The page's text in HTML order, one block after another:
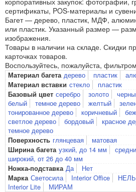
сертификаты, POS-материалы и
Багет — дерево, пластик, МДФ,
или пластик. Указанный размер —
изображения.
Товары в наличии на складе. Скидки
карточках товаров.
Воспользуйтесь, пожалуйста,
Материал багета дерево пластик
Материал вставки стекло пластик
Базовый цвет серебро золото
белый
темное дерево желтый
тонированное дерево
коричневый
светлое дерево
бордовый красное
темное дерево
Поверхность глянцевая матовая
Ширина багета узкий, до 14 мм
широкий, от 26 до 40 мм
Ножка-подставка Да Нет
Марка Светосила Interior Office
Interior Lite
МИРАМ